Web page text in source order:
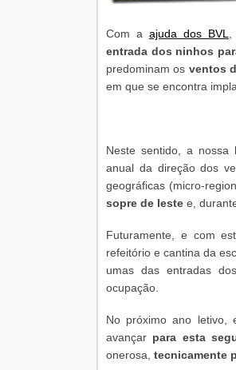
Com a ajuda dos BVL
entrada dos ninhos
predominam os ventos
em que se encontra
Neste sentido, a nossa
anual da direção dos
geográficas (micro-
sopre de leste e,
Futuramente, e com
refeitório e cantina da
umas das entradas
ocupação.
No próximo ano letivo,
avançar para esta
onerosa, tecnicamente